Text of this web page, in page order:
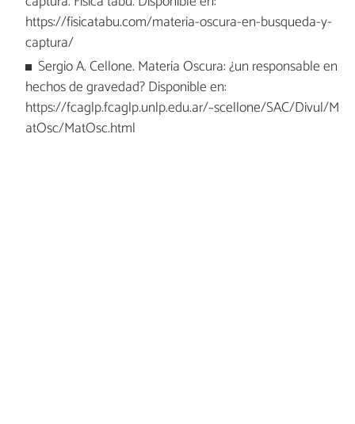
https://fisicatabu.com/materia-oscura-en-busqueda-y-
captura/
Sergio A. Cellone. Materia Oscura: ¿un responsable en
hechos de gravedad? Disponible en:
https://fcaglp.fcaglp.unlp.edu.ar/~scellone/SAC/Divul/M
atOsc/MatOsc.html